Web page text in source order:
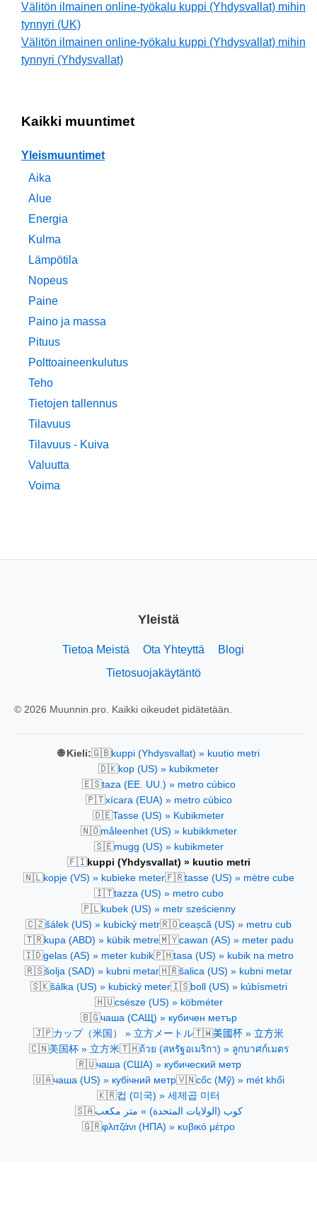
Välitön ilmainen online-työkalu kuppi (Yhdysvallat) mihin
tynnyri (UK)
Välitön ilmainen online-työkalu kuppi (Yhdysvallat) mihin
tynnyri (Yhdysvallat)
Kaikki muuntimet
Yleismuuntimet
Aika
Alue
Energia
Kulma
Lämpötila
Nopeus
Paine
Paino ja massa
Pituus
Polttoaineenkulutus
Teho
Tietojen tallennus
Tilavuus
Tilavuus - Kuiva
Valuutta
Voima
Yleistä
Tietoa Meistä Ota Yhteyttä
Blogi
Tietosuojakäytäntö
© 2026 Muunnin.pro. Kaikki oikeudet pidätetään.
🌐 Kieli:🇬🇧kuppi (Yhdysvallat) » kuutio metri
🇩🇰kop (US) » kubikmeter
🇪🇸taza (EE. UU.) » metro cúbico
🇵🇹xícara (EUA) » metro cúbico
🇩🇪Tasse (US) » Kubikmeter
🇳🇴måleenhet (US) » kubikkmeter
🇸🇪mugg (US) » kubikmeter
🇫🇮kuppi (Yhdysvallat) » kuutio metri
🇳🇱kopje (VS) » kubieke meter🇫🇷tasse (US) » mètre cube
🇮🇹tazza (US) » metro cubo
🇵🇱kubek (US) » metr sześcienny
🇨🇿šálek (US) » kubický metr🇷🇴ceașcă (US) » metru cub
🇹🇷kupa (ABD) » kübik metre🇲🇾cawan (AS) » meter padu
🇮🇩gelas (AS) » meter kubik🇵🇭tasa (US) » kubik na metro
🇷🇸šolja (SAD) » kubni metar🇭🇷šalica (US) » kubni metar
🇸🇰šálka (US) » kubický meter🇮🇸boll (US) » kúbísmetri
🇭🇺csésze (US) » köbméter
🇧🇬чаша (САЩ) » кубичен метър
🇯🇵カップ（米国） » 立方メートル🇹🇼美國杯 » 立方米
🇨🇳美国杯 » 立方米🇹🇭ถ้วย (สหรัฐอเมริกา) » ลูกบาศก์เมตร
🇷🇺чаша (США) » кубический метр
🇺🇦чаша (US) » кубічний метр🇻🇳cốc (Mỹ) » mét khối
🇰🇷컵 (미국) » 세제곱 미터
🇸🇦كوب (الولايات المتحدة) » متر مكعب
🇬🇷φλιτζάνι (ΗΠΑ) » κυβικό μέτρο